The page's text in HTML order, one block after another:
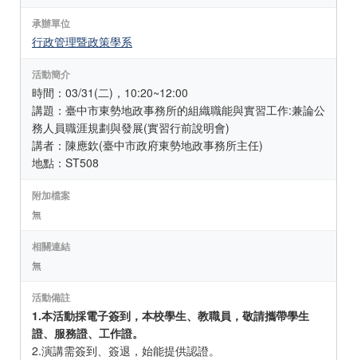
承辦單位
行政管理暨政策學系
活動簡介
時間：03/31(二)，10:20~12:00
講題：臺中市東勢地政事務所的組織職能與實習工作:兼論公
務人員職涯規劃與發展(實習行前說明會)
講者：陳應欽(臺中市政府東勢地政事務所主任)
地點：ST508
附加檔案
無
相關連結
無
活動備註
1.本活動採電子簽到，本校學生、教職員，敬請攜帶學生
證、服務證、工作證。
2.演講需簽到、簽退，始能提供認證。